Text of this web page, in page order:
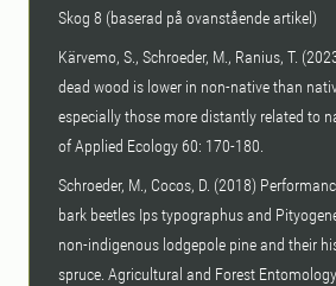
Skog 8 (baserad på ovanstående artikel)
Kärvemo, S., Schroeder, M., Ranius, T.
dead wood is lower in non-native than
especially those more distantly related to
of Applied Ecology 60: 170-180.
Schroeder, M., Cocos, D. (2018)
bark beetles Ips typographus and
non-indigenous lodgepole pine and their
spruce. Agricultural and Forest